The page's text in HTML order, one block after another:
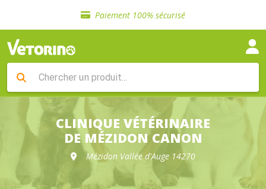
Paiement 100% sécurisé
Livraison gratuite en clinique vétérinaire
Sélection de croquettes vétérinaire
Livraison gratuite en clinique vétérinaire
Retour gratuit en clinique
Sélection de croquettes vétérinaire
CLINIQUE VÉTÉRINAIRE
DE MÉZIDON CANON
Mézidon Vallée d'Auge 14270